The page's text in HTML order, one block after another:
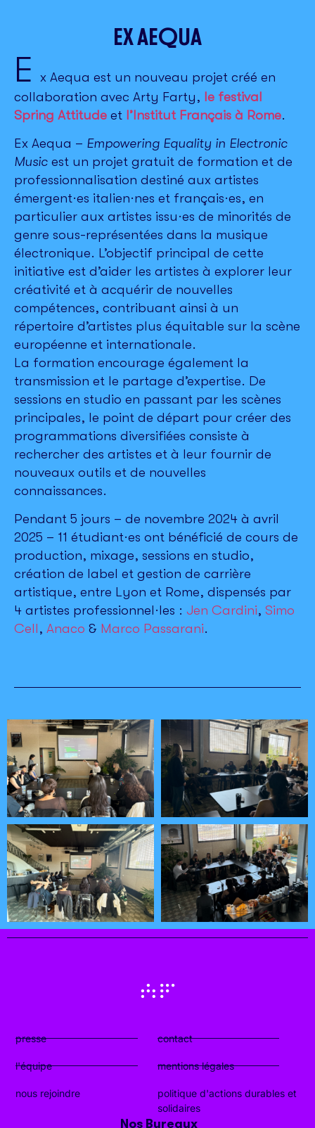
EX AEQUA
E x Aequa est un nouveau projet créé en
collaboration avec Arty Farty, le festival
Spring Attitude et l’Institut Français à Rome.
Ex Aequa – Empowering Equality in Electronic
Music est un projet gratuit de formation et de
professionnalisation destiné aux artistes
émergent·es italien·nes et français·es, en
particulier aux artistes issu·es de minorités de
genre sous-représentées dans la musique
électronique. L’objectif principal de cette
initiative est d’aider les artistes à explorer leur
créativité et à acquérir de nouvelles
compétences, contribuant ainsi à un
répertoire d’artistes plus équitable sur la scène
européenne et internationale.
La formation encourage également la
transmission et le partage d’expertise. De
sessions en studio en passant par les scènes
principales, le point de départ pour créer des
programmations diversifiées consiste à
rechercher des artistes et à leur fournir de
nouveaux outils et de nouvelles
connaissances.
Pendant 5 jours – de novembre 2024 à avril
2025 – 11 étudiant·es ont bénéficié de cours de
production, mixage, sessions en studio,
création de label et gestion de carrière
artistique, entre Lyon et Rome, dispensés par
4 artistes professionnel·les : Jen Cardini, Simo
Cell, Anaco & Marco Passarani.
presse
l'équipe
nous rejoindre
contact
mentions légales
politique d'actions durables et
solidaires
Nos Bureaux